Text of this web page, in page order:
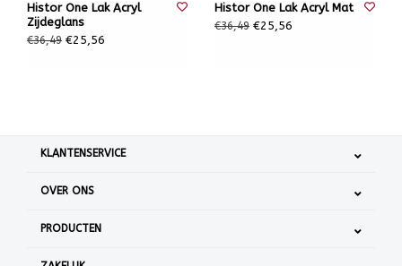
Histor One Lak Acryl
Zijdeglans
€36,49 €25,56
Histor One Lak Acryl Mat
€36,49 €25,56
KLANTENSERVICE
OVER ONS
PRODUCTEN